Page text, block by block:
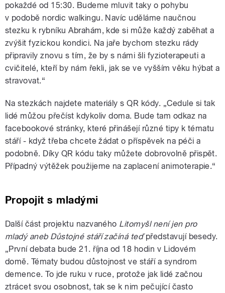
pokaždé od 15:30. Budeme mluvit taky o pohybu
v podobě nordic walkingu. Navíc uděláme naučnou
stezku k rybníku Abrahám, kde si může každý zaběhat a
zvýšit fyzickou kondici. Na jaře bychom stezku rády
připravily znovu s tím, že by s námi šli fyzioterapeuti a
cvičitelé, kteří by nám řekli, jak se ve vyšším věku hýbat a
stravovat.“
Na stezkách najdete materiály s QR kódy. „Cedule si tak
lidé můžou přečíst kdykoliv doma. Bude tam odkaz na
facebookové stránky, které přinášejí různé tipy k tématu
stáří - když třeba chcete žádat o příspěvek na péči a
podobně. Díky QR kódu taky můžete dobrovolně přispět.
Případný výtěžek použijeme na zaplacení animoterapie.“
Propojit s mladými
Další část projektu nazvaného Litomyšl není jen pro
mladý aneb Důstojné stáří začíná teďpředstavují besedy.
„První debata bude 21. října od 18 hodin v Lidovém
domě. Tématy budou důstojnost ve stáří a syndrom
demence. To jde ruku v ruce, protože jak lidé začnou
ztrácet svou osobnost, tak se k nim pečující často